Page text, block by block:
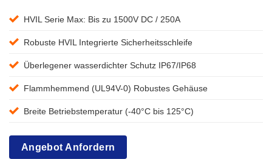
HVIL Serie Max: Bis zu 1500V DC / 250A
Robuste HVIL Integrierte Sicherheitsschleife
Überlegener wasserdichter Schutz IP67/IP68
Flammhemmend (UL94V-0) Robustes Gehäuse
Breite Betriebstemperatur (-40°C bis 125°C)
Angebot Anfordern